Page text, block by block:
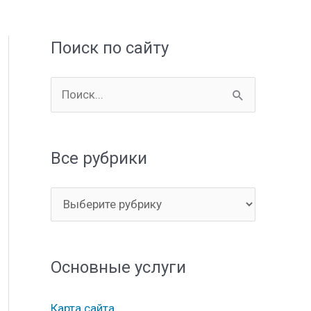
Поиск по сайту
о
с
Все рубрики
с
р
Основные услуги
Карта сайта